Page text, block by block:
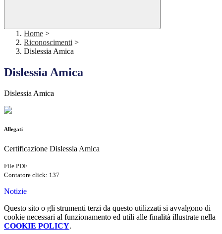
Home >
Riconoscimenti >
Dislessia Amica
Dislessia Amica
Dislessia Amica
Allegati
Certificazione Dislessia Amica
File PDF
Contatore click: 137
Notizie
Questo sito o gli strumenti terzi da questo utilizzati si avvalgono di
cookie necessari al funzionamento ed utili alle finalità illustrate nella
COOKIE POLICY.